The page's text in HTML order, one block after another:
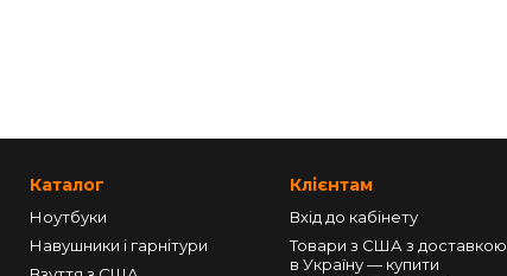
Каталог
Ноутбуки
Навушники і гарнітури
Клієнтам
Вхід до кабінету
Товари з США з доставкою
в Україну — купити